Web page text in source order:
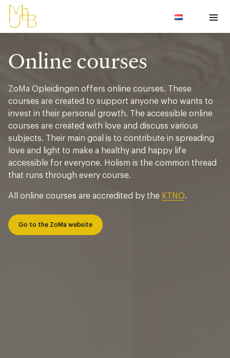
Online courses
ZoMa Opleidingen offers online courses. These
courses are created to support anyone who wants to
invest in their personal growth. The accessible online
courses are created with love and discuss various
subjects. Their main goal is to contribute in spreading
love and light to make a healthy and happy life
accessible for everyone. Holism is the common thread
that runs through every course.
All online courses are accredited by the KTNO.
Go to the ZoMa website